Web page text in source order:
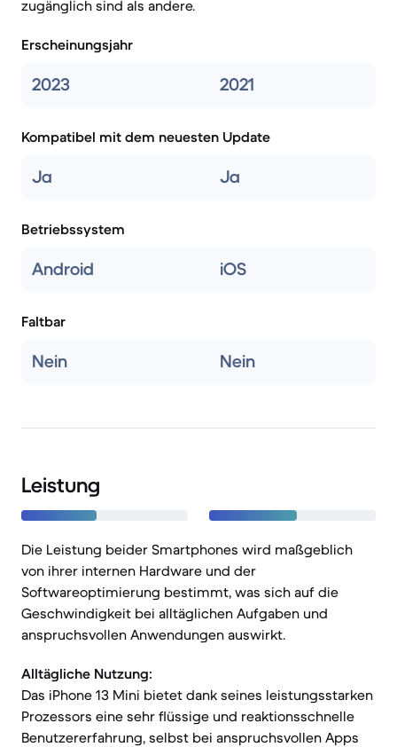
zugänglich sind als andere.
Erscheinungsjahr
2023 2021
Kompatibel mit dem neuesten Update
Ja Ja
Betriebssystem
Android iOS
Faltbar
Nein Nein
Leistung
Die Leistung beider Smartphones wird maßgeblich
von ihrer internen Hardware und der
Softwareoptimierung bestimmt, was sich auf die
Geschwindigkeit bei alltäglichen Aufgaben und
anspruchsvollen Anwendungen auswirkt.
Alltägliche Nutzung:
Das iPhone 13 Mini bietet dank seines leistungsstarken
Prozessors eine sehr flüssige und reaktionsschnelle
Benutzererfahrung, selbst bei anspruchsvollen Apps